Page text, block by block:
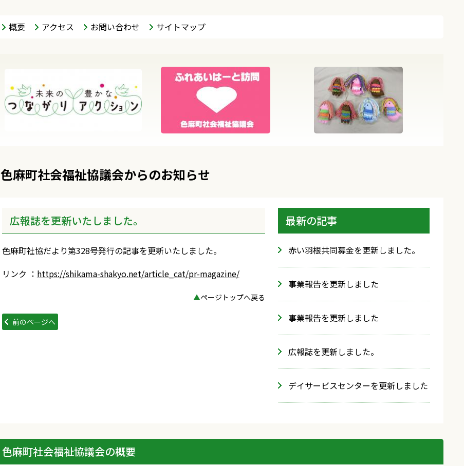
概要 アクセス お問い合わせ サイトマップ
色麻町社会福祉協議会からのお知らせ
広報誌を更新いたしました。
色麻町社協だより第328号発行の記事を更新いたしました。
リンク ： https://shikama-shakyo.net/article_cat/pr-magazine/
▲ページトップへ戻る
前のページへ
最新の記事
赤い羽根共同募金を更新しました。
事業報告を更新しました
事業報告を更新しました
広報誌を更新しました。
デイサービスセンターを更新しました
色麻町社会福祉協議会の概要